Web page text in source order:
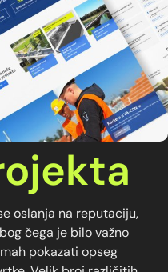
oslanja na reputaciju,
čega je bilo važno
pokazati opseg